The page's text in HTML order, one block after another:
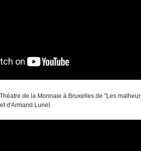
de la Monnaie à Bruxelles de "Les
d'Armand Lunel.